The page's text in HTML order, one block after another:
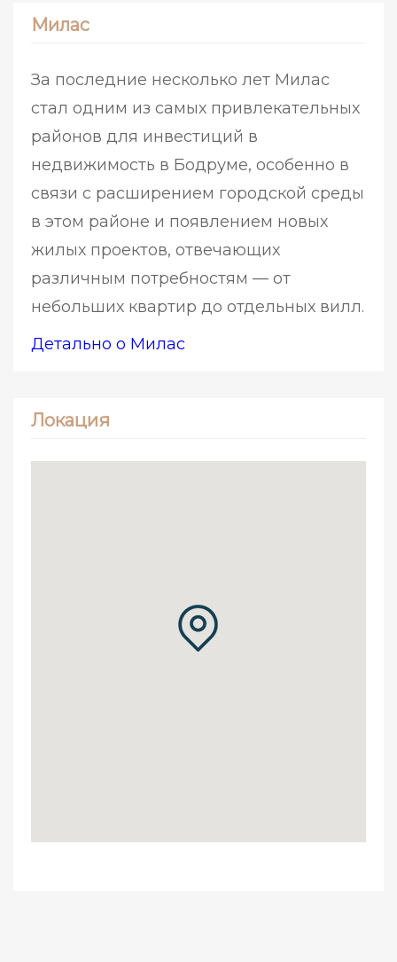
Милас
За последние несколько лет Милас
стал одним из самых привлекательных
районов для инвестиций в
недвижимость в Бодруме, особенно в
связи с расширением городской среды
в этом районе и появлением новых
жилых проектов, отвечающих
различным потребностям — от
небольших квартир до отдельных вилл.
Детально о Милас
Локация